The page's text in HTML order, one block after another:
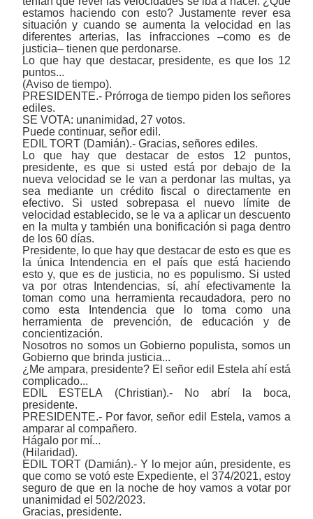
estamos haciendo con esto? Justamente rever esa
situación y cuando se aumenta la velocidad en las
diferentes arterias, las infracciones ‒como es de
justicia‒ tienen que perdonarse.
Lo que hay que destacar, presidente, es que los 12
puntos...
(Aviso de tiempo).
PRESIDENTE.- Prórroga de tiempo piden los señores
ediles.
SE VOTA: unanimidad, 27 votos.
Puede continuar, señor edil.
EDIL TORT (Damián).- Gracias, señores ediles.
Lo que hay que destacar de estos 12 puntos,
presidente, es que si usted está por debajo de la
nueva velocidad se le van a perdonar las multas, ya
sea mediante un crédito fiscal o directamente en
efectivo. Si usted sobrepasa el nuevo límite de
velocidad establecido, se le va a aplicar un descuento
en la multa y también una bonificación si paga dentro
de los 60 días.
Presidente, lo que hay que destacar de esto es que es
la única Intendencia en el país que está haciendo
esto y, que es de justicia, no es populismo. Si usted
va por otras Intendencias, sí, ahí efectivamente la
toman como una herramienta recaudadora, pero no
como esta Intendencia que lo toma como una
herramienta de prevención, de educación y de
concientización.
Nosotros no somos un Gobierno populista, somos un
Gobierno que brinda justicia...
¿Me ampara, presidente? El señor edil Estela ahí está
complicado...
EDIL ESTELA (Christian).- No abrí la boca,
presidente.
PRESIDENTE.- Por favor, señor edil Estela, vamos a
amparar al compañero.
Hágalo por mí...
(Hilaridad).
EDIL TORT (Damián).- Y lo mejor aún, presidente, es
que como se votó este Expediente, el 374/2021, estoy
seguro de que en la noche de hoy vamos a votar por
unanimidad el 502/2023.
Gracias, presidente.